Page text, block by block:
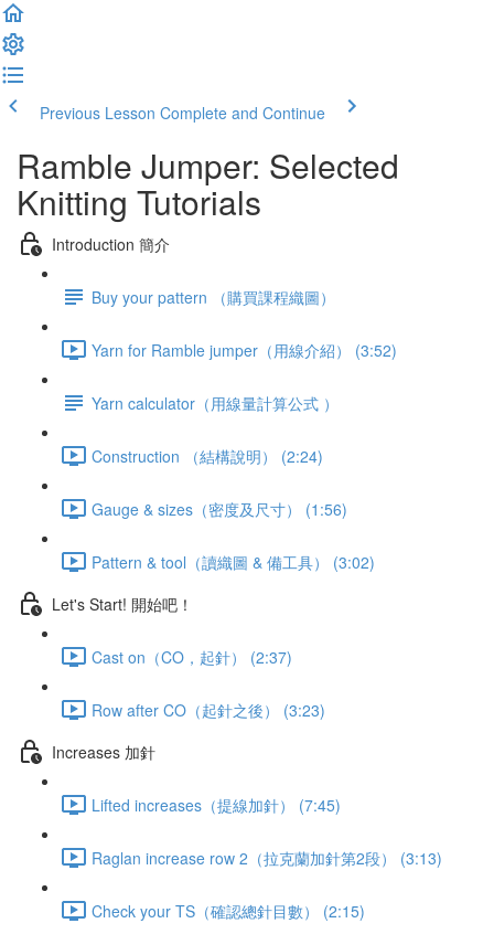
Previous Lesson Complete and Continue
Ramble Jumper: Selected
Knitting Tutorials
Introduction 簡介
Buy your pattern （購買課程織圖）
Yarn for Ramble jumper（用線介紹） (3:52)
Yarn calculator（用線量計算公式 ）
Construction （結構說明） (2:24)
Gauge & sizes（密度及尺寸） (1:56)
Pattern & tool（讀織圖 & 備工具） (3:02)
Let's Start! 開始吧！
Cast on（CO，起針） (2:37)
Row after CO（起針之後） (3:23)
Increases 加針
Lifted increases（提線加針） (7:45)
Raglan increase row 2（拉克蘭加針第2段） (3:13)
Check your TS（確認總針目數） (2:15)